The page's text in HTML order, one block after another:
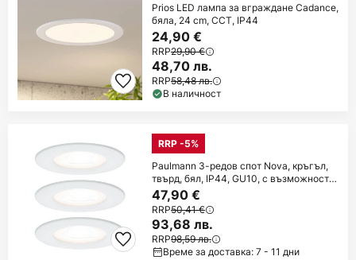
Prios LED лампа за вграждане Cadance,
бяла, 24 cm, CCT, IP44
24,90 €
RRP29,90 €
48,70 лв.
RRP58,48 лв.
В наличност
RRP -5%
Paulmann 3-редов спот Nova, кръгъл,
твърд, бял, IP44, GU10, с възможност
за
47,90 €
RRP50,41 €
93,68 лв.
RRP98,59 лв.
Време за доставка: 7 - 11 дни